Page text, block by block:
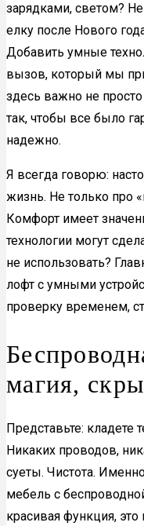
зарядками, светом?
елку после Нового
Добавить умные
вызов, который мы
здесь важно не просто
так, чтобы все было
надежно.
Я всегда говорю:
жизнь. Не только про
Комфорт имеет
технологии могут
не использовать?
лофт с умными
проверку временем,
магия,
Представьте: кладете
Никаких проводов,
суеты. Чистота.
мебель с
красивая функция,